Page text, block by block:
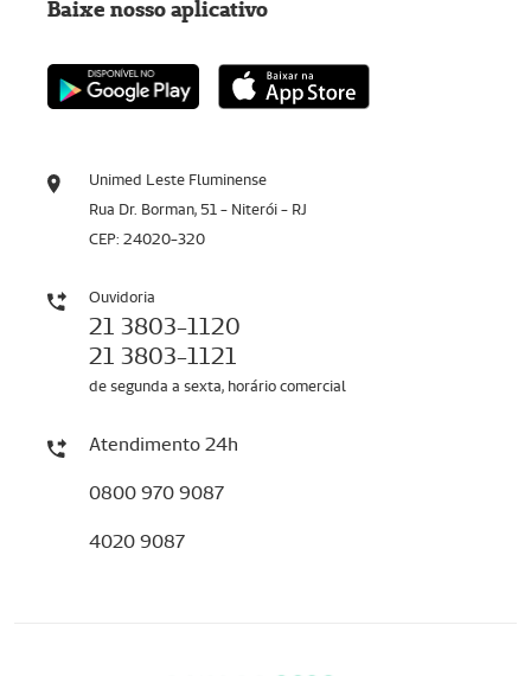
Unimed Leste Fluminense
Rua Dr. Borman, 51 - Niterói - RJ
CEP: 24020-320
Ouvidoria
21 3803-1120
21 3803-1121
de segunda a sexta, horário comercial
Atendimento 24h
0800 970 9087
4020 9087
Baixe nosso aplicativo